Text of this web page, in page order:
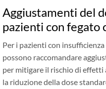
Aggiustamenti del
pazienti con fegato
Per i pazienti con
possono raccomandare
per mitigare il rischio di
la riduzione della dose